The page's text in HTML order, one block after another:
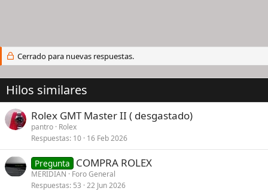
Cerrado para nuevas respuestas.
Hilos similares
Rolex GMT Master II ( desgastado)
pantro Rolex
Respuestas 10 16 Feb 2026
Pregunta COMPRA ROLEX
MERIDIAN
Foro General
Respuestas 53 22 Jun 2026